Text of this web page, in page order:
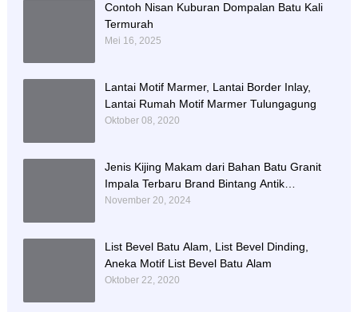
Contoh Nisan Kuburan Dompalan Batu Kali
Termurah
Mei 16, 2025
Lantai Motif Marmer, Lantai Border Inlay,
Lantai Rumah Motif Marmer Tulungagung
Oktober 08, 2020
Jenis Kijing Makam dari Bahan Batu Granit
Impala Terbaru Brand Bintang Antik
Sejahtera
November 20, 2024
List Bevel Batu Alam, List Bevel Dinding,
Aneka Motif List Bevel Batu Alam
Oktober 22, 2020